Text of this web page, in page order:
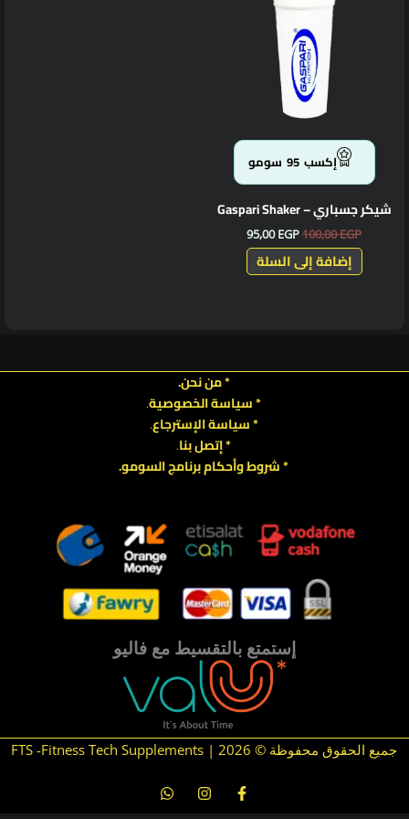
إكسب 95 سومو
شيكر جسباري – Gaspari Shaker
100,00EGP
95,00EGP
إضافة إلى السلة
* من نحن.
* سياسة الخصوصية.
*سياسةالإسترجاع.
* إتصل بنا.
* شروط وأحكام برنامج السومو.
إستمتع بالتقسيط مع فاليو
جميع الحقوق محفوظة © 2026 | FTS -Fitness Tech Supplements